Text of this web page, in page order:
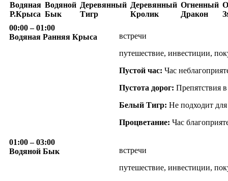
Водяная
Р.Крыса
Водяной
Бык
Деревянный
Тигр
Деревянный
Кролик
Огненный
Дракон
00:00– 01:00
Водяная Ранняя Крыса
встречи
путешествие, инвестиции,
Пустой час: Час
Пустота дорог: Препятствия
Белый Тигр: Не подходит
Процветание: Час
01:00– 03:00
Водяной Бык
встречи
путешествие, инвестиции,